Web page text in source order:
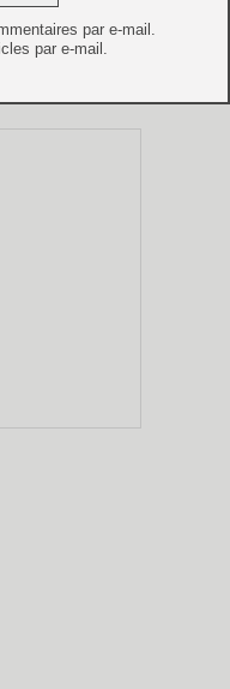
par e-mail.
par e-mail.